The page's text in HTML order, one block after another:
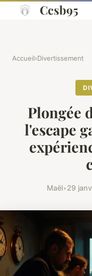
Ccsb95
Accueil›Divertissement
Plongée
l'escape
Maël•29